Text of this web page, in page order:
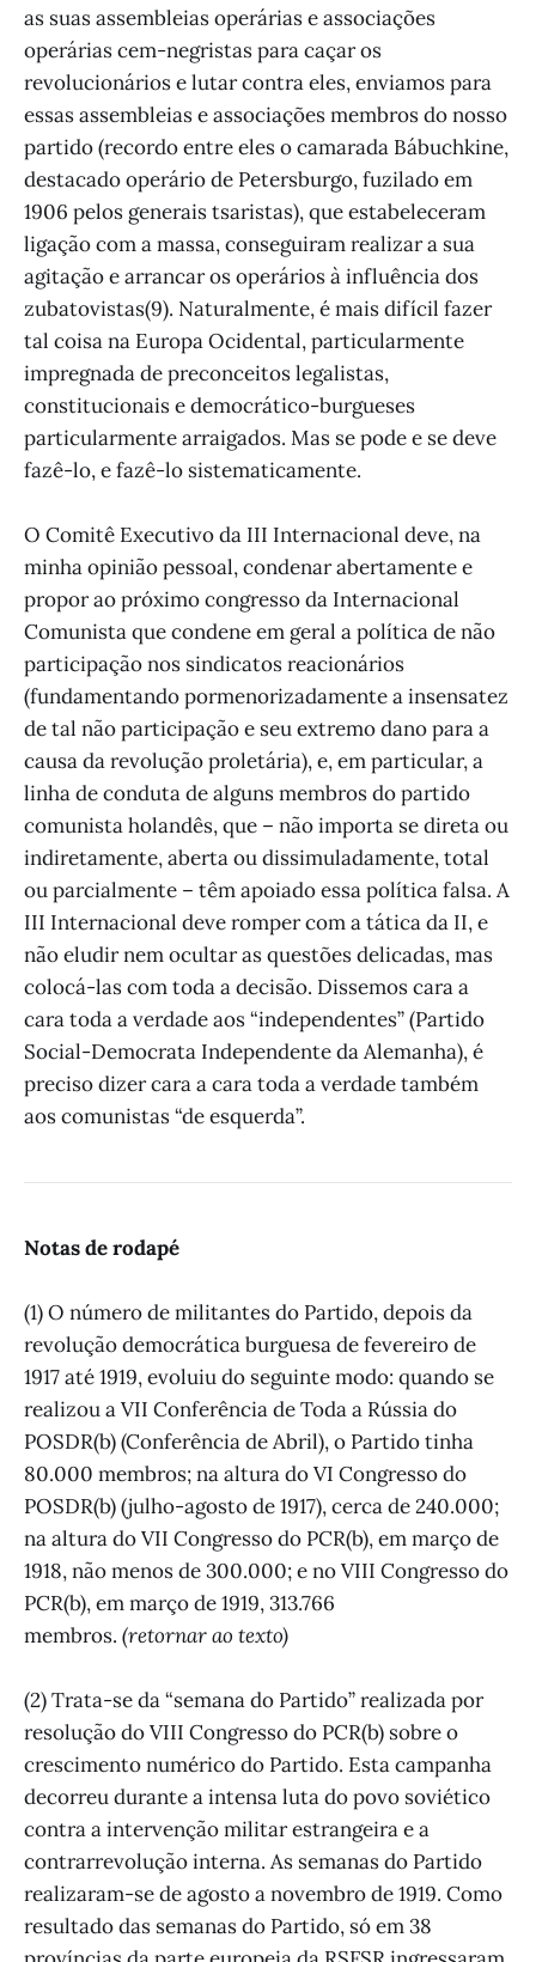
as suas assembleias operárias e associações
operárias cem-negristas para caçar os
revolucionários e lutar contra eles, enviamos para
essas assembleias e associações membros do nosso
partido (recordo entre eles o camarada Bábuchkine,
destacado operário de Petersburgo, fuzilado em
1906 pelos generais tsaristas), que estabeleceram
ligação com a massa, conseguiram realizar a sua
agitação e arrancar os operários à influência dos
zubatovistas(9). Naturalmente, é mais difícil fazer
tal coisa na Europa Ocidental, particularmente
impregnada de preconceitos legalistas,
constitucionais e democrático-burgueses
particularmente arraigados. Mas se pode e se deve
fazê-lo, e fazê-lo sistematicamente.
O Comitê Executivo da III Internacional deve, na
minha opinião pessoal, condenar abertamente e
propor ao próximo congresso da Internacional
Comunista que condene em geral a política de não
participação nos sindicatos reacionários
(fundamentando pormenorizadamente a insensatez
de tal não participação e seu extremo dano para a
causa da revolução proletária), e, em particular, a
linha de conduta de alguns membros do partido
comunista holandês, que – não importa se direta ou
indiretamente, aberta ou dissimuladamente, total
ou parcialmente – têm apoiado essa política falsa. A
III Internacional deve romper com a tática da II, e
não eludir nem ocultar as questões delicadas, mas
colocá-las com toda a decisão. Dissemos cara a
cara toda a verdade aos “independentes” (Partido
Social-Democrata Independente da Alemanha), é
preciso dizer cara a cara toda a verdade também
aos comunistas “de esquerda”.
Notas de rodapé
(1) O número de militantes do Partido, depois da
revolução democrática burguesa de fevereiro de
1917 até 1919, evoluiu do seguinte modo: quando se
realizou a VII Conferência de Toda a Rússia do
POSDR(b) (Conferência de Abril), o Partido tinha
80.000 membros; na altura do VI Congresso do
POSDR(b) (julho-agosto de 1917), cerca de 240.000;
na altura do VII Congresso do PCR(b), em março de
1918, não menos de 300.000; e no VIII Congresso do
PCR(b), em março de 1919, 313.766
membros. (retornar ao texto)
(2) Trata-se da “semana do Partido” realizada por
resolução do VIII Congresso do PCR(b) sobre o
crescimento numérico do Partido. Esta campanha
decorreu durante a intensa luta do povo soviético
contra a intervenção militar estrangeira e a
contrarrevolução interna. As semanas do Partido
realizaram-se de agosto a novembro de 1919. Como
resultado das semanas do Partido, só em 38